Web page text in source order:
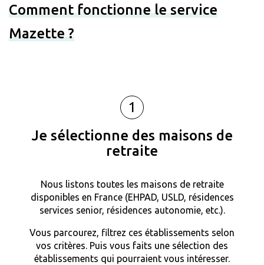
Comment fonctionne le service
Mazette ?
1
Je sélectionne des maisons de
retraite
Nous listons toutes les maisons de retraite
disponibles en France (EHPAD, USLD, résidences
services senior, résidences autonomie, etc.).
Vous parcourez, filtrez ces établissements selon
vos critères. Puis vous faits une sélection des
établissements qui pourraient vous intéresser.